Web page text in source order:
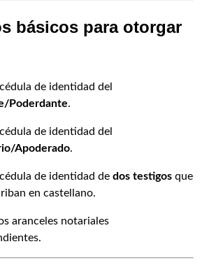
básicos para otorgar
de identidad del
Poderdante.
de identidad del
Apoderado.
de identidad de dos testigos que
en castellano.
aranceles notariales